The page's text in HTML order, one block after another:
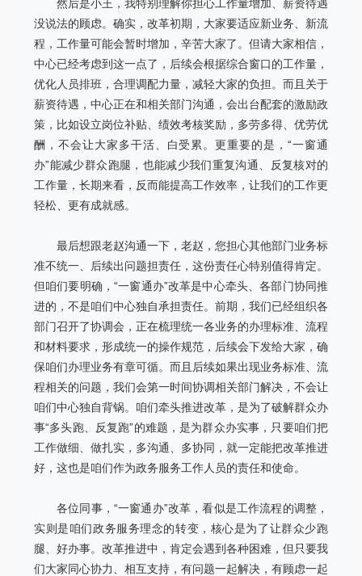
然后是小王，我特别理解你担心工作量增加、薪资待遇
没说法的顾虑。确实，改革初期，大家要适应新业务、新流
程，工作量可能会暂时增加，辛苦大家了。但请大家相信，
中心已经考虑到这一点了，后续会根据综合窗口的工作量，
优化人员排班，合理调配力量，减轻大家的负担。而且关于
薪资待遇，中心正在和相关部门沟通，会出台配套的激励政
策，比如设立岗位补贴、绩效考核奖励，多劳多得、优劳优
酬，不会让大家多干活、白受累。更重要的是，“一窗通
办”能减少群众跑腿，也能减少我们重复沟通、反复核对的
工作量，长期来看，反而能提高工作效率，让我们的工作更
轻松、更有成就感。
最后想跟老赵沟通一下，老赵，您担心其他部门业务标
准不统一、后续出问题担责任，这份责任心特别值得肯定。
但咱们要明确，“一窗通办”改革是中心牵头、各部门协同推
进的，不是咱们中心独自承担责任。前期，我们已经组织各
部门召开了协调会，正在梳理统一各业务的办理标准、流程
和材料要求，形成统一的操作规范，后续会下发给大家，确
保咱们办理业务有章可循。而且后续如果出现业务标准、流
程相关的问题，我们会第一时间协调相关部门解决，不会让
咱们中心独自背锅。咱们牵头推进改革，是为了破解群众办
事“多头跑、反复跑”的难题，是为群众办实事，只要咱们把
工作做细、做扎实，多沟通、多协同，就一定能把改革推进
好，这也是咱们作为政务服务工作人员的责任和使命。
各位同事，“一窗通办”改革，看似是工作流程的调整，
实则是咱们政务服务理念的转变，核心是为了让群众少跑
腿、好办事。改革推进中，肯定会遇到各种困难，但只要我
们大家同心协力、相互支持，有问题一起解决，有顾虑一起